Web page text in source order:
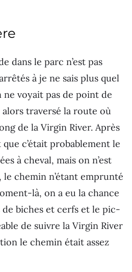
dans le parc n’est pas
à je ne sais plus quel
ne voyait pas de point de
alors traversé la route où
de la Virgin River. Après
c’était probablement le
à cheval, mais on n’est
le chemin n’étant emprunté
là, on a eu la chance
biches et cerfs et le pic-
de suivre la Virgin River
le chemin était assez